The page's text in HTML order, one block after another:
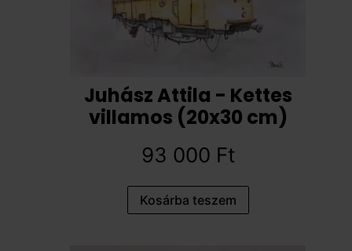
Juhász Attila - Kettes
villamos (20x30 cm)
93 000 Ft
Kosárba teszem